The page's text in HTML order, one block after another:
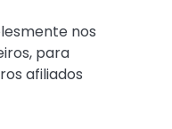
nos
para
afiliados